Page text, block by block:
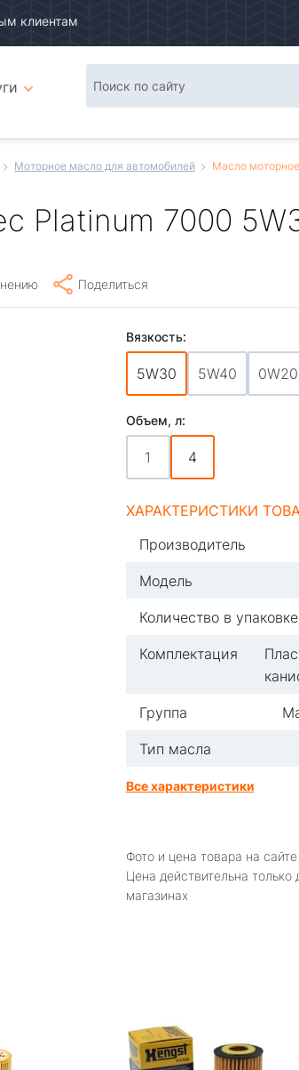
клиентам
Моторное масло для автомобилей Масло
Platinum 7000
Поделиться
Вязкость:
5W30 5W40 0W20
Объем, л:
1 4
ХАРАКТЕРИСТИКИ
Производитель
Модель
Количество в
Комплектация
Группа
Тип масла
Все характеристики
Фото и цена товара на
Цена действительна
магазинах